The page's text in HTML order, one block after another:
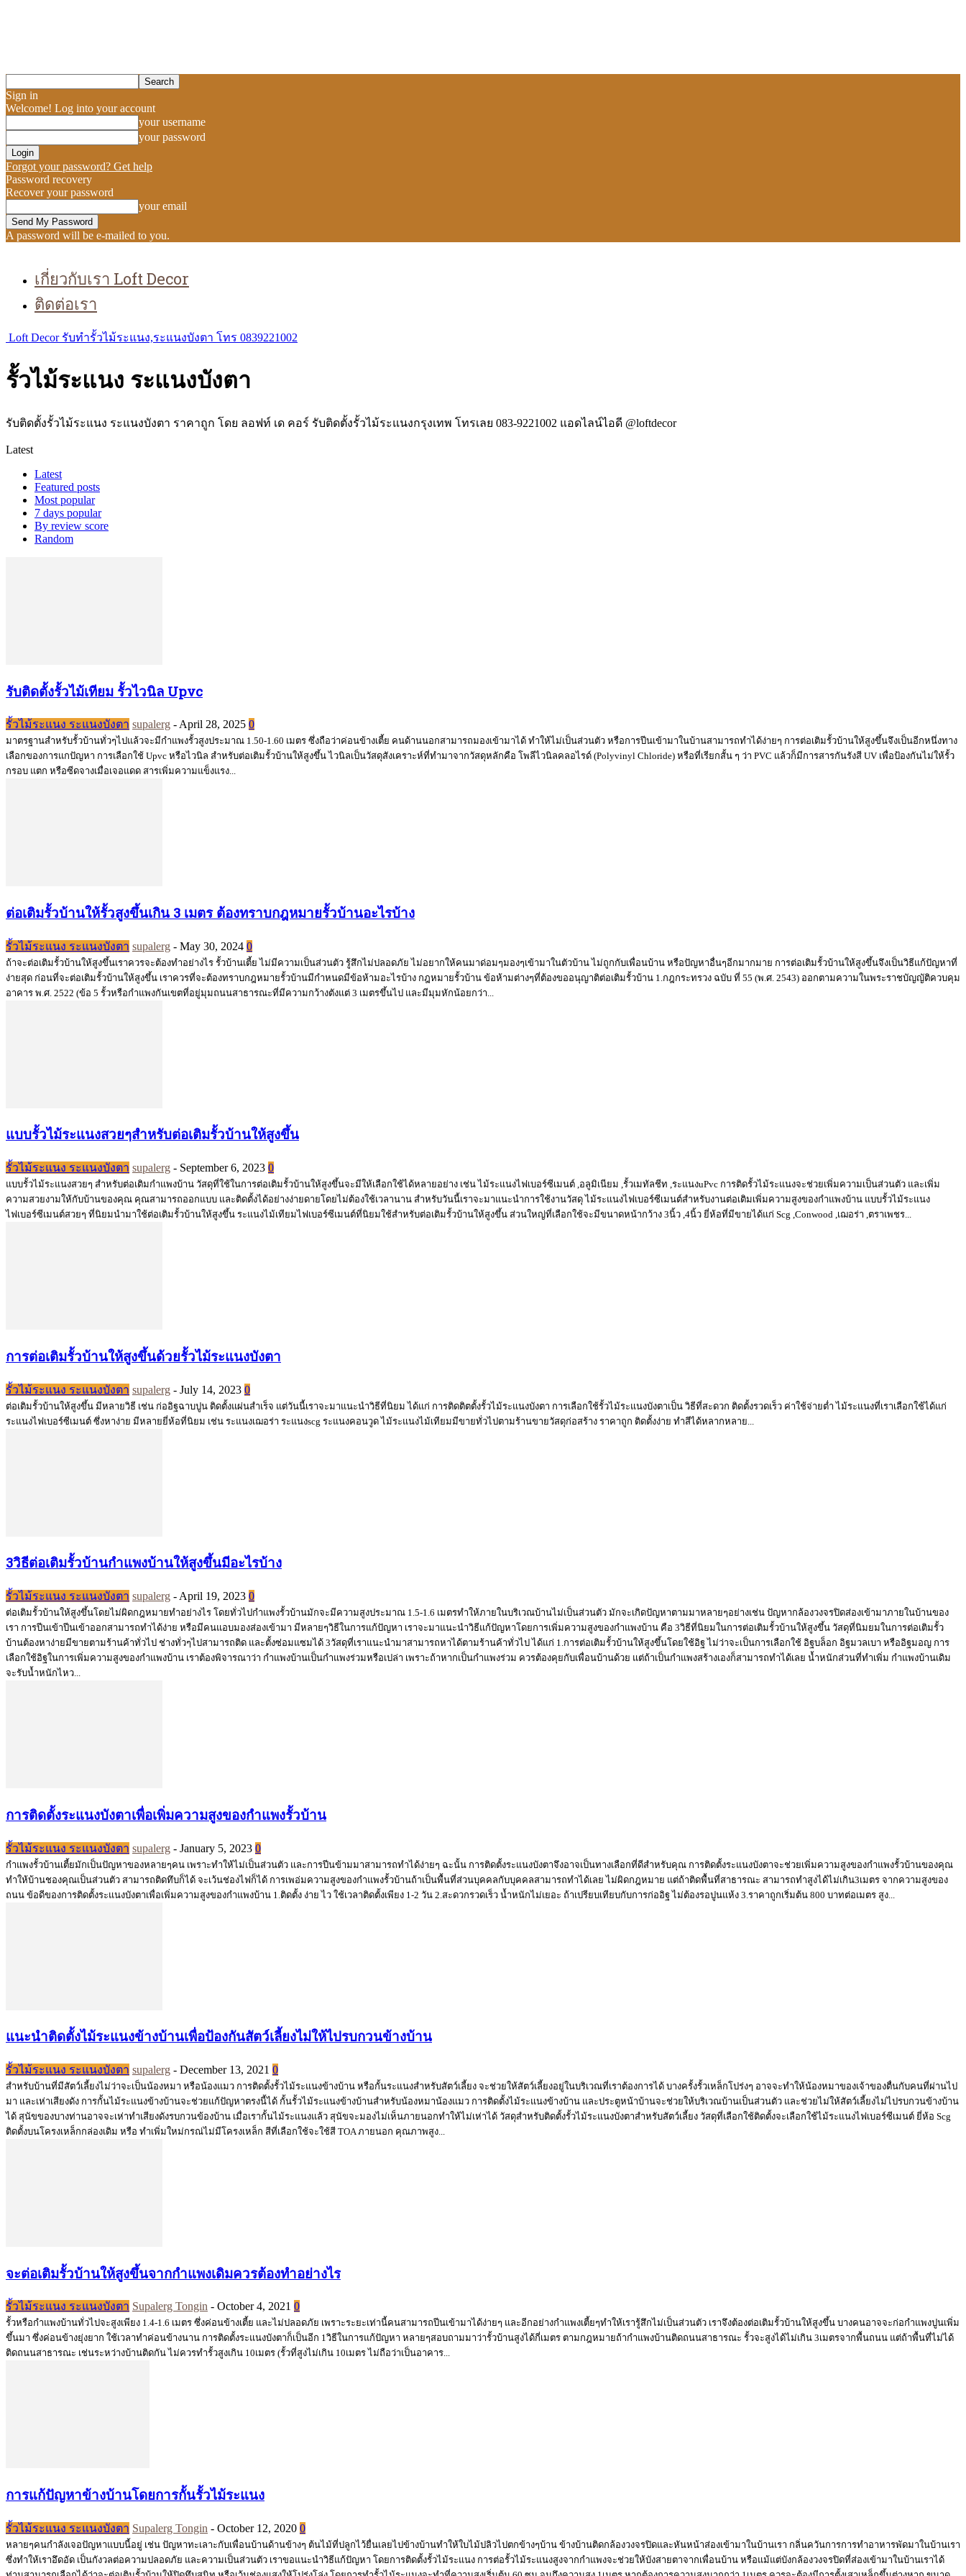
Sign in
Welcome! Log into your account
your username
your password
Forgot your password? Get help
Password recovery
Recover your password
your email
A password will be e-mailed to you.
เกี่ยวกับเรา Loft Decor
ติดต่อเรา
Loft Decor รับทำรั้วไม้ระแนง,ระแนงบังตา โทร 0839221002
รั้วไม้ระแนง ระแนงบังตา
รับติดตั้งรั้วไม้ระแนง ระแนงบังตา ราคาถูก โดย ลอฟท์ เด คอร์ รับติดตั้งรั้วไม้ระแนงกรุงเทพ โทรเลย 083-9221002 แอดไลน์ไอดี @loftdecor
Latest
Latest
Featured posts
Most popular
7 days popular
By review score
Random
รับติดตั้งรั้วไม้เทียม รั้วไวนิล Upvc
รั้วไม้ระแนง ระแนงบังตา supalerg - April 28, 2025 0
มาตรฐานสำหรับรั้วบ้านทั่วๆไปแล้วจะมีกำแพงรั้วสูงประมาณ 1.50-1.60 เมตร ซึ่งถือว่าค่อนข้างเตี้ย คนด้านนอกสามารถมองเข้ามาได้ ทำให้ไม่เป็นส่วนตัว หรือการปีนเข้ามาในบ้านสามารถทำได้ง่ายๆ การต่อเติมรั้วบ้านให้สูงขึ้นจึงเป็นอีกหนึ่งทาง
เลือกของการแกปัญหา การเลือกใช้ Upvc หรือไวนิล สำหรับต่อเติมรั้วบ้านให้สูงขึ้น ไวนิลเป็นวัสดุสังเคราะห์ที่ทำมาจากวัสดุหลักคือ โพลีไวนิลคลอไรด์ (Polyvinyl Chloride) หรือที่เรียกสั้น ๆ ว่า PVC แล้วก็มีการสารกันรังสี UV เพื่อป้องกันไม่ให้รั้ว
กรอบ แตก หรือซีดจางเมื่อเจอแดด สารเพิ่มความแข็งแรง...
ต่อเติมรั้วบ้านให้รั้วสูงขึ้นเกิน 3 เมตร ต้องทราบกฎหมายรั้วบ้านอะไรบ้าง
รั้วไม้ระแนง ระแนงบังตา supalerg - May 30, 2024 0
ถ้าจะต่อเติมรั้วบ้านให้สูงขึ้นเราควรจะต้องทำอย่างไร รั้วบ้านเตี้ย ไม่มีความเป็นส่วนตัว รู้สึกไม่ปลอดภัย ไม่อยากให้คนมาด่อมๆมองๆเข้ามาในตัวบ้าน ไม่ถูกกับเพื่อนบ้าน หรือปัญหาอื่นๆอีกมากมาย การต่อเติมรั้วบ้านให้สูงขึ้นจึงเป็นวิธีแก้ปัญหาที่
ง่ายสุด ก่อนที่จะต่อเติมรั้วบ้านให้สูงขึ้น เราควรที่จะต้องทราบกฎหมายรั้วบ้านมีกำหนดมีข้อห้ามอะไรบ้าง กฎหมายรั้วบ้าน ข้อห้ามต่างๆที่ต้องขออนุญาติต่อเติมรั้วบ้าน 1.กฎกระทรวง ฉบับ ที่ 55 (พ.ศ. 2543) ออกตามความในพระราชบัญญัติควบคุม
อาคาร พ.ศ. 2522 (ข้อ 5 รั้วหรือกําแพงกันเขตที่อยู่มุมถนนสาธารณะที่มีความกว้างตังแต่ 3 เมตรขึ้นไป และมีมุมหักน้อยกว่า...
แบบรั้วไม้ระแนงสวยๆสำหรับต่อเติมรั้วบ้านให้สูงขึ้น
รั้วไม้ระแนง ระแนงบังตา supalerg - September 6, 2023 0
แบบรั้วไม้ระแนงสวยๆ สำหรับต่อเติมกำแพงบ้าน วัสดุที่ใช้ในการต่อเติมรั้วบ้านให้สูงขึ้นจะมีให้เลือกใช้ได้หลายอย่าง เช่น ไม้ระแนงไฟเบอร์ซีเมนต์ ,อลูมิเนียม ,รั้วเมทัลชีท ,ระแนงuPvc การติดรั้วไม้ระแนงจะช่วยเพิ่มความเป็นส่วนตัว และเพิ่ม
ความสวยงามให้กับบ้านของคุณ คุณสามารถออกแบบ และติดตั้งได้อย่างง่ายดายโดยไม่ต้องใช้เวลานาน สำหรับวันนี้เราจะมาแนะนำการใช้งานวัสดุ ไม้ระแนงไฟเบอร์ซีเมนต์สำหรับงานต่อเติมเพิ่มความสูงของกำแพงบ้าน แบบรั้วไม้ระแนง
ไฟเบอร์ซีเมนต์สวยๆ ที่นิยมนำมาใช้ต่อเติมรั้วบ้านให้สูงขึ้น ระแนงไม้เทียมไฟเบอร์ซีเมนต์ที่นิยมใช้สำหรับต่อเติมรั้วบ้านให้สูงขึ้น ส่วนใหญ่ที่เลือกใช้จะมีขนาดหน้ากว้าง 3นิ้ว ,4นิ้ว ยี่ห้อที่มีขายได้แก่ Scg ,Conwood ,เฌอร่า ,ตราเพชร...
การต่อเติมรั้วบ้านให้สูงขึ้นด้วยรั้วไม้ระแนงบังตา
รั้วไม้ระแนง ระแนงบังตา supalerg - July 14, 2023 0
ต่อเติมรั้วบ้านให้สูงขึ้น มีหลายวิธี เช่น ก่ออิฐฉาบปูน ติดตั้งแผ่นสำเร็จ แต่วันนี้เราจะมาแนะนำวิธีที่นิยม ได้แก่ การติดติตตั้งรั้วไม้ระแนงบังตา การเลือกใช้รั้วไม้ระแนงบังตาเป็น วิธีที่สะดวก ติดตั้งรวดเร็ว ค่าใช้จ่ายต่ำ ไม้ระแนงที่เราเลือกใช้ได้แก่
ระแนงไฟเบอร์ซีเมนต์ ซึ่งหาง่าย มีหลายยี่ห้อที่นิยม เช่น ระแนงเฌอร่า ระแนงscg ระแนงคอนวูด ไม้ระแนงไม้เทียมมีขายทั่วไปตามร้านขายวัสดุก่อสร้าง ราคาถูก ติดตั้งง่าย ทำสีได้หลากหลาย...
3วิธีต่อเติมรั้วบ้านกำแพงบ้านให้สูงขึ้นมีอะไรบ้าง
รั้วไม้ระแนง ระแนงบังตา supalerg - April 19, 2023 0
ต่อเติมรั้วบ้านให้สูงขึ้นโดยไม่ผิดกฎหมายทำอย่างไร โดยทั่วไปกำแพงรั้วบ้านมักจะมีความสูงประมาณ 1.5-1.6 เมตรทำให้ภายในบริเวณบ้านไม่เป็นส่วนตัว มักจะเกิดปัญหาตามมาหลายๆอย่างเช่น ปัญหากล้องวงจรปิดส่องเข้ามาภายในบ้านของ
เรา การปีนเข้าปีนเข้าออกสามารถทำได้ง่าย หรือมีคนแอบมองส่องเข้ามา มีหลายๆวิธีในการแก้ปัญหา เราจะมาแนะนำวิธีแก้ปัญหาโดยการเพิ่มความสูงของกำแพงบ้าน คือ 3วิธีที่นิยมในการต่อเติมรั้วบ้านให้สูงขึ้น วัสดุที่นิมยมในการต่อเติมรั้ว
บ้านต้องหาง่ายมีขายตามร้านค้าทั่วไป ช่างทั่วๆไปสามารถติด และตั้งซ่อมแซมได้ 3วัสดุที่เราแนะนำมาสามารถหาได้ตามร้านค้าทั่วไป ได้แก่ 1.การต่อเติมรั้วบ้านให้สูงขึ้นโดยใช้อิฐ ไม่ว่าจะเป็นการเลือกใช้ อิฐบล็อก อิฐมวลเบา หรืออิฐมอญ การ
เลือกใช้อิฐในการเพิ่มความสูงของกำแพงบ้าน เราต้องพิจารณาว่า กำแพงบ้านเป็นกำแพงร่วมหรือเปล่า เพราะถ้าหากเป็นกำแพงร่วม ควรต้องคุยกับเพื่อนบ้านด้วย แต่ถ้าเป็นกำแพงสร้างเองก็สามารถทำได้เลย น้ำหนักส่วนที่ทำเพิ่ม กำแพงบ้านเดิม
จะรับน้ำหนักไหว...
การติดตั้งระแนงบังตาเพื่อเพิ่มความสูงของกำแพงรั้วบ้าน
รั้วไม้ระแนง ระแนงบังตา supalerg - January 5, 2023 0
กำแพงรั้วบ้านเตี้ยมักเป็นปัญหาของหลายๆคน เพราะทำให้ไม่เป็นส่วนตัว และการปีนข้ามมาสามารถทำได้ง่ายๆ ฉะนั้น การติดตั้งระแนงบังตาจึงอาจเป็นทางเลือกที่ดีสำหรับคุณ การติดตั้งระแนงบังตาจะช่วยเพิ่มความสูงของกำแพงรั้วบ้านของคุณ
ทำให้บ้านชองคุณเป็นส่วนตัว สามารถติดทึบก็ได้ จะเว้นช่องไฟก็ได้ การเพอ่มความสูงของกำแพงรั้วบ้านถ้าเป็นพื้นที่ส่วนบุคคลกับบุคคลสามารถทำได้เลย ไม่ผิดกฎหมาย แต่ถ้าติดพื้นที่สาธารณะ สามารถทำสูงได้ไม่เกิน3เมตร จากความสูงของ
ถนน ข้อดีของการติดตั้งระแนงบังตาเพื่อเพิ่มความสูงของกำแพงบ้าน 1.ติดตั้ง ง่าย ไว ใช้เวลาติดตั้งเพียง 1-2 วัน 2.สะดวกรวดเร็ว น้ำหนักไม่เยอะ ถ้าเปรียบเทียบกับการก่ออิฐ ไม่ต้องรอปูนแห้ง 3.ราคาถูกเริ่มต้น 800 บาทต่อเมตร สูง...
แนะนำติดตั้งไม้ระแนงข้างบ้านเพื่อป้องกันสัตว์เลี้ยงไม่ให้ไปรบกวนข้างบ้าน
รั้วไม้ระแนง ระแนงบังตา supalerg - December 13, 2021 0
สำหรับบ้านที่มีสัตว์เลี้ยงไม่ว่าจะเป็นน้องหมา หรือน้องแมว การติดตั้งรั้วไม้ระแนงข้างบ้าน หรือกั้นระแนงสำหรับสัตว์เลี้ยง จะช่วยให้สัตว์เลี้ยงอยู่ในบริเวณที่เราต้องการได้ บางครั้งรั้วเหล็กโปร่งๆ อาจจะทำให้น้องหมาของเจ้าของตื่นกับคนที่ผ่านไป
มา และเห่าเสียงดัง การกั้นไม้ระแนงข้างบ้านจะช่วยแก้ปัญหาตรงนี้ได้ กั้นรั้วไม้ระแนงข้างบ้านสำหรับน้องหมาน้องแมว การติดตั้งไม้ระแนงข้างบ้าน และประตูหน้าบ้านจะช่วยให้บริเวณบ้านเป็นส่วนตัว และช่วยไม่ให้สัตว์เลี้ยงไม่ไปรบกวนข้างบ้าน
ได้ สุนัขของบางท่านอาจจะเห่าทำเสียงดังรบกวนข้องบ้าน เมื่อเรากั้นไม้ระแนงแล้ว สุนัขจะมองไม่เห็นภายนอกทำให้ไม่เห่าได้ วัสดุสำหรับติดตั้งรั้วไม้ระแนงบังตาสำหรับสัตว์เลี้ยง วัสดุที่เลือกใช้ติดตั้งจะเลือกใช้ไม้ระแนงไฟเบอร์ซีเมนต์ ยี่ห้อ Scg
ติดตั้งบนโครงเหล็กกล่องเดิม หรือ ทำเพิ่มใหม่กรณ่ไม่มีโครงเหล็ก สีที่เลือกใช้จะใช้สี TOA ภายนอก คุณภาพสูง...
จะต่อเติมรั้วบ้านให้สูงขึ้นจากกำแพงเดิมควรต้องทำอย่างไร
รั้วไม้ระแนง ระแนงบังตา Supalerg Tongin - October 4, 2021 0
รั้วหรือกำแพงบ้านทั่วไปจะสูงเพียง 1.4-1.6 เมตร ซึ่งค่อนข้างเตี้ย และไม่ปลอดภัย เพราะระยะเท่านี้คนสามารถปีนเข้ามาได้ง่ายๆ และอีกอย่างกำแพงเตี้ยๆทำให้เรารู้สึกไม่เป็นส่วนตัว เราจึงต้องต่อเติมรั้วบ้านให้สูงขึ้น บางคนอาจจะก่อกำแพงปูนเพิ่ม
ขึ้นมา ซึ่งค่อนข้างยุ่งยาก ใช้เวลาทำค่อนข้างนาน การติดตั้งระแนงบังตาก็เป็นอีก 1วิธีในการแก้ปัญหา หลายๆสอบถามมาว่ารั้วบ้านสูงได้กี่เมตร ตามกฎหมายถ้ากำแพงบ้านติดถนนสาธารณะ รั้วจะสูงได้ไม่เกิน 3เมตรจากพื้นถนน แต่ถ้าพื้นที่ไม่ได้
ติดถนนสาธารณะ เช่นระหว่างบ้านติดกัน ไม่ควรทำรั้วสูงเกิน 10เมตร (รั้วที่สูงไม่เกิน 10เมตร ไม่ถือว่าเป็นอาคาร...
การแก้ปัญหาข้างบ้านโดยการกั้นรั้วไม้ระแนง
รั้วไม้ระแนง ระแนงบังตา Supalerg Tongin - October 12, 2020 0
หลายๆคนกำลังเจอปัญหาแบบนี้อยู่ เช่น ปัญหาทะเลาะกับเพื่อนบ้านด้านข้างๆ ต้นไม้ที่ปลูกไว้ยื่นเลยไปข้างบ้านทำให้ใบไม้ปลิวไปตกข้างๆบ้าน ข้างบ้านติดกล้องวงจรปิดและหันหน้าส่องเข้ามาในบ้านเรา กลิ่นควันการการทำอาหารพัดมาในบ้านเรา
ซึ่งทำให้เราอึดอัด เป็นกังวลต่อความปลอดภัย และความเป็นส่วนตัว เราขอแนะนำวิธีแก้ปัญหา โดยการติดตั้งรั้วไม้ระแนง การต่อรั้วไม้ระแนงสูงจากกำแพงจะช่วยให้บังสายตาจากเพื่อนบ้าน หรือแม้แต่บังกล้องวงจรปิดที่ส่องเข้ามาในบ้านเราได้